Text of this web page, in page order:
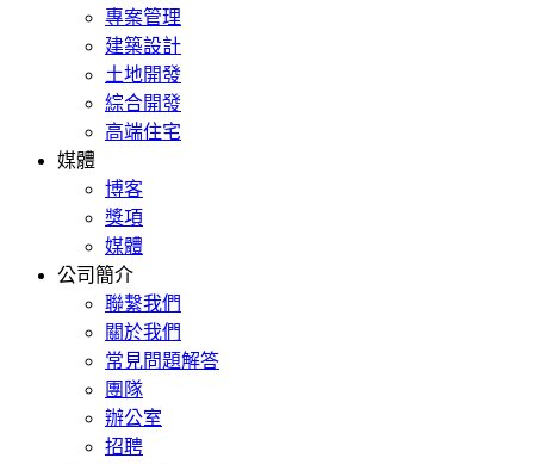
專案管理
建築設計
土地開發
綜合開發
高端住宅
媒體
博客
獎項
媒體
公司簡介
聯繫我們
關於我們
常見問題解答
團隊
辦公室
招聘